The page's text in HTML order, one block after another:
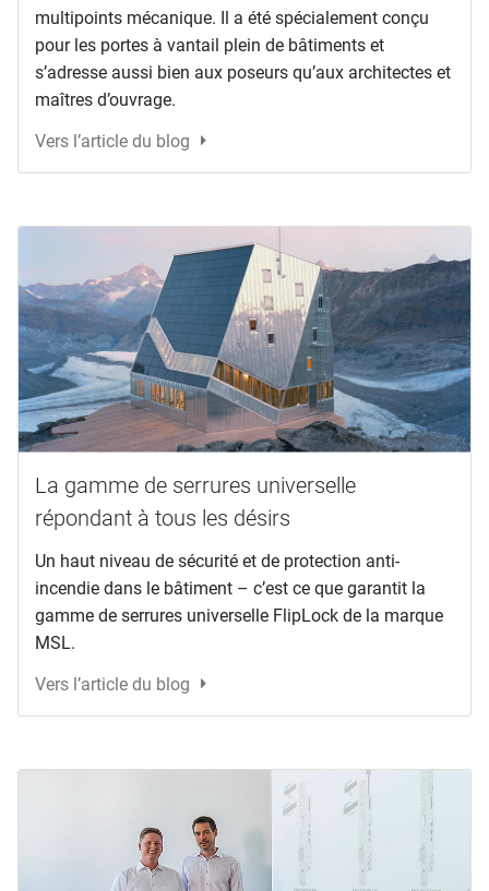
multipoints mécanique. Il a été spécialement conçu
pour les portes à vantail plein de bâtiments et
s’adresse aussi bien aux poseurs qu’aux architectes et
maîtres d’ouvrage.
Vers l’article du blog
La gamme de serrures universelle
répondant à tous les désirs
Un haut niveau de sécurité et de protection anti-
incendie dans le bâtiment – c’est ce que garantit la
gamme de serrures universelle FlipLock de la marque
MSL.
Vers l’article du blog